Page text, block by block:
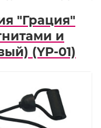
"Грация"
и
(YP-01)